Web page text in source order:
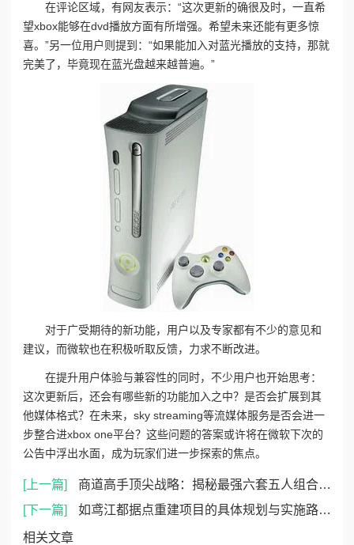
在评论区域，有网友表示：“这次更新的确很及时，一直希
望xbox能够在dvd播放方面有所增强。希望未来还能有更多惊
喜。”另一位用户则提到：“如果能加入对蓝光播放的支持，那就
完美了，毕竟现在蓝光盘越来越普遍。”
对于广受期待的新功能，用户以及专家都有不少的意见和
建议，而微软也在积极听取反馈，力求不断改进。
在提升用户体验与兼容性的同时，不少用户也开始思考：
这次更新后，还会有哪些新的功能加入之中？是否会扩展到其
他媒体格式？在未来，sky streaming等流媒体服务是否会进一
步整合进xbox one平台？这些问题的答案或许将在微软下次的
公告中浮出水面，成为玩家们进一步探索的焦点。
[上一篇]
商道高手顶尖战略：揭秘最强六套五人组合阵容推荐
[下一篇]
如鸢江都据点重建项目的具体规划与实施路线详解
相关文章